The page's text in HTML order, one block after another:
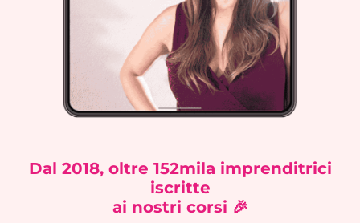
Dal 2018, oltre 152mila imprenditrici
iscritte
ai nostri corsi 🎉